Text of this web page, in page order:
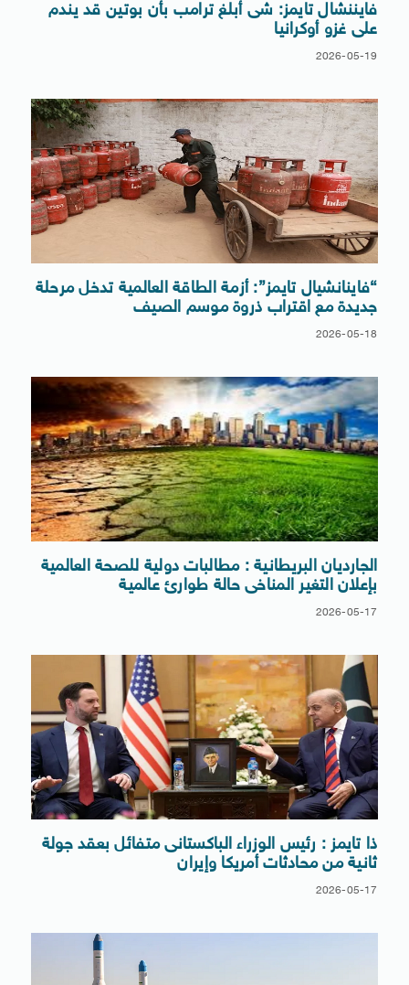
فايننشال تايمز: شى أبلغ ترامب بأن بوتين قد يندم
على غزو أوكرانيا
2026-05-19
“فاينانشيال تايمز”: أزمة الطاقة العالمية تدخل مرحلة
جديدة مع اقتراب ذروة موسم الصيف
2026-05-18
الجارديان البريطانية : مطالبات دولية للصحة العالمية
بإعلان التغير المناخى حالة طوارئ عالمية
2026-05-17
ذا تايمز : رئيس الوزراء الباكستانى متفائل بعقد جولة
ثانية من محادثات أمريكا وإيران
2026-05-17